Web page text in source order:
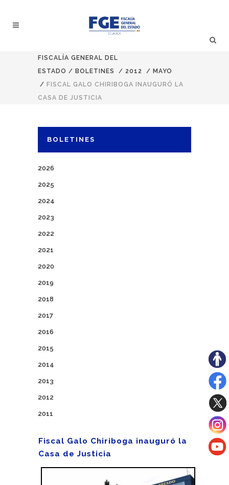
FISCALÍA GENERAL DEL
ESTADO / BOLETINES / 2012 / MAYO
/ FISCAL GALO CHIRIBOGA INAUGURÓ LA
CASA DE JUSTICIA
BOLETINES
2026
2025
2024
2023
2022
2021
2020
2019
2018
2017
2016
2015
2014
2013
2012
2011
Fiscal Galo Chiriboga inauguró la
Casa de Justicia